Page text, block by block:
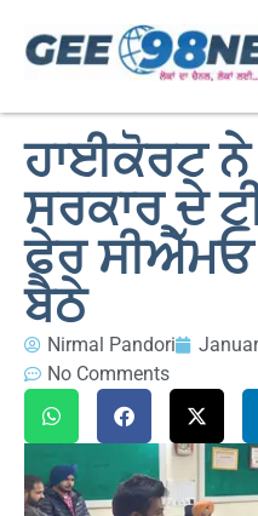
ਹਾਈਕੋਰਟ
ਸਰਕਾਰ ਦੇ
ਫੇਰ ਸੀਐੱਮਓ
ਬੈਠੇ
Nirmal Pandori
No Comments